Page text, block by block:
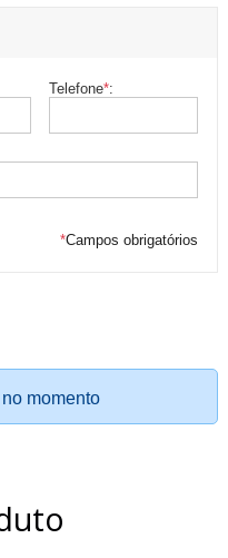
Telefone*:
*Campos obrigatórios
momento